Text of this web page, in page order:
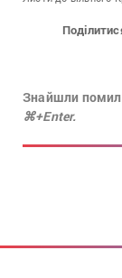
Знайшли
⌘+Enter.